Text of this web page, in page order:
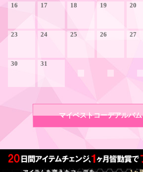
16 17 18 19 20
23 24 25 26 27
30 31
マイベストコーデアルバ